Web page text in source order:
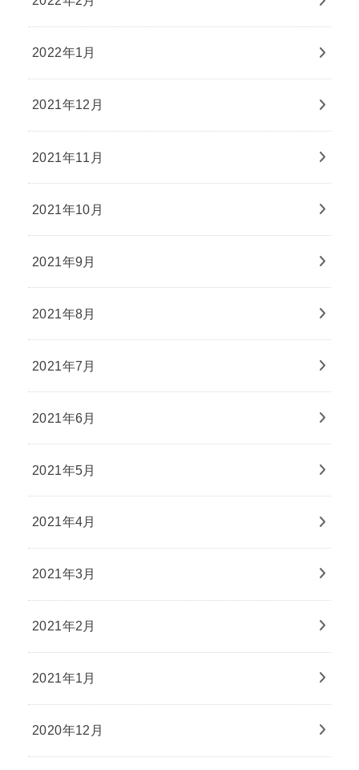
2022年1月
2021年12月
2021年11月
2021年10月
2021年9月
2021年8月
2021年7月
2021年6月
2021年5月
2021年4月
2021年3月
2021年2月
2021年1月
2020年12月